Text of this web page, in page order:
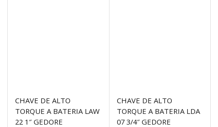
CHAVE DE ALTO
TORQUE A BATERIA LAW
22 1″ GEDORE
CHAVE DE ALTO
TORQUE A BATERIA LDA
07 3/4″ GEDORE